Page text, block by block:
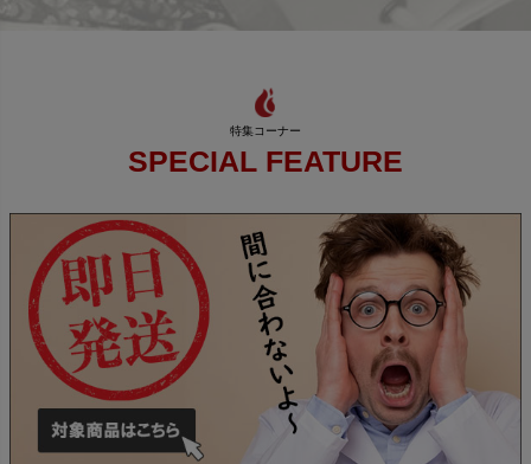
SPECIAL FEATURE